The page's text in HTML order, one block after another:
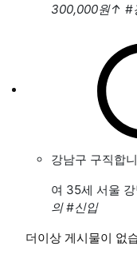
300,000원↑ #
강남구 구직합
여 35세 서울
의 #신입
더이상 게시물이 없